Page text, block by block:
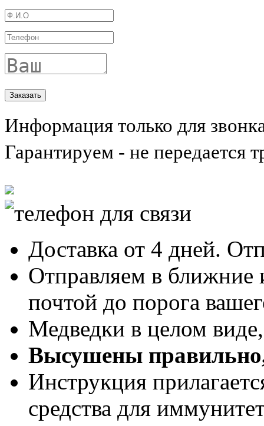
Информация только для
Гарантируем - не передается
Доставка от 4 дней.
Отправляем в ближние
почтой до порога
Медведки в целом
Высушены
Инструкция
средства для